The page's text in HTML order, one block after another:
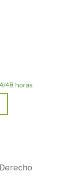
48 horas
Derecho